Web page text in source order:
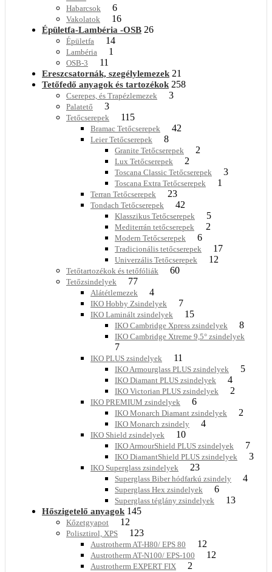
Habarcsok 6
Vakolatok 16
Épületfa-Lambéria -OSB 26
Épületfa 14
Lambéria 1
OSB-3 11
Ereszcsatornák, szegélylemezek 21
Tetőfedő anyagok és tartozékok 258
Cserepes, és Trapézlemezek 3
Palatető 3
Tetőcserepek 115
Bramac Tetőcserepek 42
Leier Tetőcserepek 8
Granite Tetőcserepek 2
Lux Tetőcserepek 2
Toscana Classic Tetőcserepek 3
Toscana Extra Tetőcserepek 1
Terran Tetőcserepek 23
Tondach Tetőcserepek 42
Klasszikus Tetőcserepek 5
Mediterrán tetőcserepek 2
Modern Tetőcserepek 6
Tradicionális tetőcserepek 17
Univerzális Tetőcserepek 12
Tetőtartozékok és tetőfóliák 60
Tetőzsindelyek 77
Alátétlemezek 4
IKO Hobby Zsindelyek 7
IKO Laminált zsindelyek 15
IKO Cambridge Xpress zsindelyek 8
IKO Cambridge Xtreme 9,5° zsindelyek
7
IKO PLUS zsindelyek 11
IKO Armourglass PLUS zsindelyek 5
IKO Diamant PLUS zsindelyek 4
IKO Victorian PLUS zsindelyek 2
IKO PREMIUM zsindelyek 6
IKO Monarch Diamant zsindelyek 2
IKO Monarch zsindely 4
IKO Shield zsindelyek 10
IKO ArmourShield PLUS zsindelyek 7
IKO DiamantShield PLUS zsindelyek 3
IKO Superglass zsindelyek 23
Superglass Biber hódfarkú zsindely 4
Superglass Hex zsindelyek 6
Superglass téglány zsindelyek 13
Hőszigetelő anyagok 145
Kőzetgyapot 12
Polisztirol, XPS 123
Austrotherm AT-H80/ EPS 80 12
Austrotherm AT-N100/ EPS-100 12
Austrotherm EXPERT FIX 2